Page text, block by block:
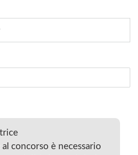
concorso è necessario